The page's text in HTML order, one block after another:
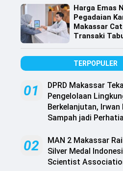
Harga Emas
Pegadaian
Makassar
Transaki
TERPOPULER
01
DPRD Makassar
Pengelolaan
Berkelanjutan, Irwan
Sampah jadi
02
MAN 2 Makassar
Silver Medal
Scientist